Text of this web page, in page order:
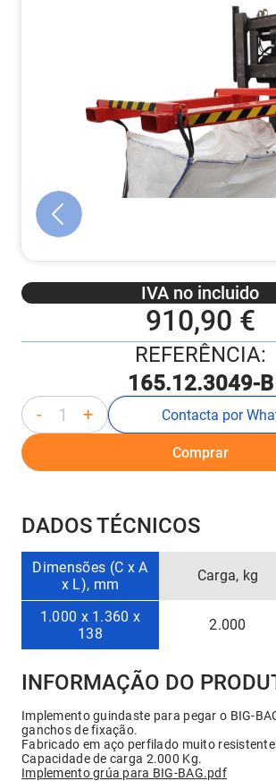
IVA no incluido
910,90 €
REFERÊNCIA:
165.12.3049-B
- + Contacta por
Comprar
DADOS TÉCNICOS
Dimensões (C x A
x L), mm
Carga, kg
1.000 x 1.360 x
138
2.000
INFORMAÇÃO DO
Implemento guindaste para pegar o BIG-
ganchos de fixação.
Fabricado em aço perfilado muito
Capacidade de carga 2.000 Kg.
Implemento grúa para BIG-BAG.pdf